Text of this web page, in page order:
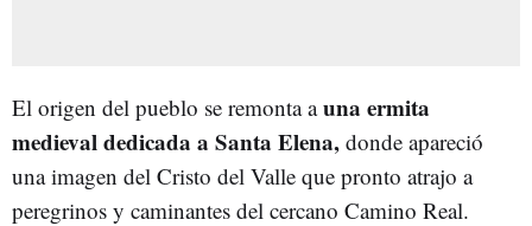
El origen del pueblo se remonta auna ermita
medieval dedicada a Santa Elena, donde apareció
una imagen del Cristo del Valle que pronto atrajo a
peregrinos y caminantes del cercano Camino Real.